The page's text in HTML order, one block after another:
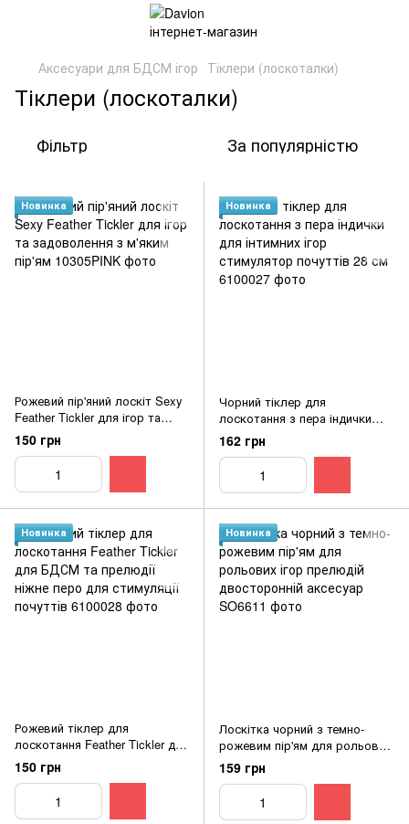
Аксесуари для БДСМ ігор Тіклери (лоскоталки)
Тіклери (лоскоталки)
Фільтр За популярністю
Новинка
Рожевий пір'яний лоскіт Sexy
Feather Tickler для ігор та
задоволення з м'яким пір'ям
150 грн
Новинка
Чорний тіклер для
лоскотання з пера індички
для інтимних ігор стимулятор
почуттів 28 см
162 грн
Новинка
Рожевий тіклер для
лоскотання Feather Tickler для
БДСМ та прелюдії ніжне перо
для стимуляції почуттів
150 грн
Новинка
Лоскітка чорний з темно-
рожевим пір'ям для рольових
ігор прелюдій двосторонній
аксесуар
159 грн